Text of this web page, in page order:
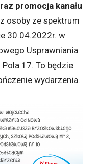
promocja kanału
osoby ze spektrum
30.04.2022r. w
Usprawniania
17. To będzie
wydarzenia.